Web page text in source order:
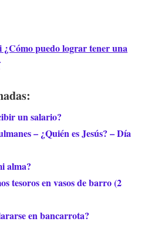
¿Cómo puedo lograr tener una
un salario?
– ¿Quién es Jesús? – Día
alma?
tesoros en vasos de barro (2
en bancarrota?